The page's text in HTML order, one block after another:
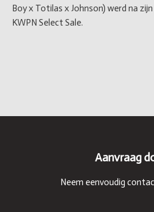
Boy x Totilas x Johnson) werd na
KWPN Select Sale.
Aanvraag
Neem eenvoudig